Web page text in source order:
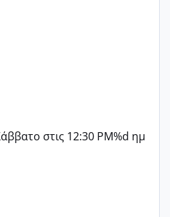
στις 12:30 PM%d ημ